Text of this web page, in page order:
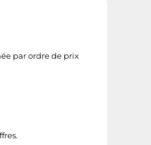
par ordre de prix